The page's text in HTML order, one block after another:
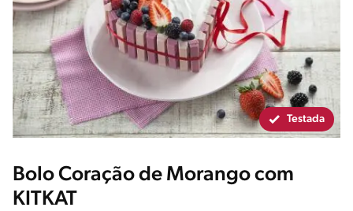
Testada
Bolo Coração de Morango com
KITKAT